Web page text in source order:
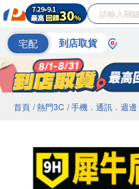
宅配 到店取貨
首頁 / 熱門3C / 手機．通訊．週邊